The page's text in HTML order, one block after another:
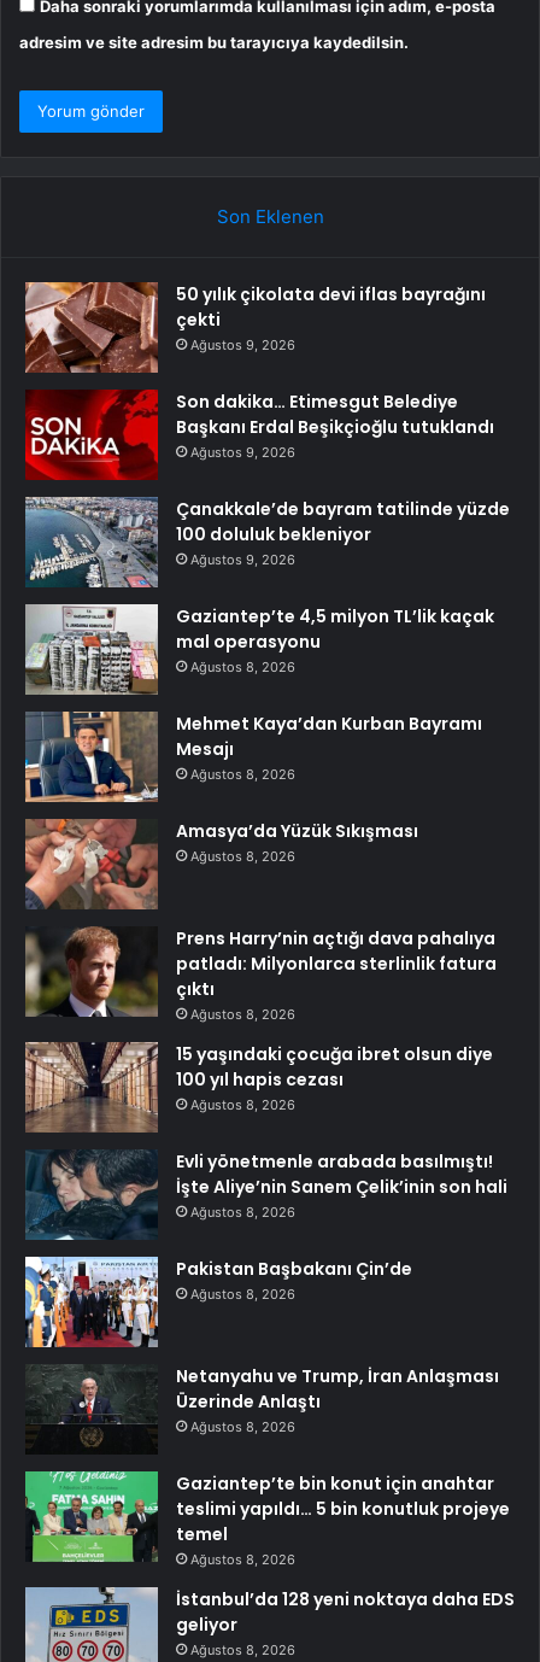
Daha sonraki yorumlarımda kullanılması için adım, e-posta
adresim ve site adresim bu tarayıcıya kaydedilsin.
Son Eklenen
50 yılık çikolata devi iflas bayrağını
çekti
Ağustos 9, 2026
Son dakika… Etimesgut Belediye
Başkanı Erdal Beşikçioğlu tutuklandı
Ağustos 9, 2026
Çanakkale’de bayram tatilinde yüzde
100 doluluk bekleniyor
Ağustos 9, 2026
Gaziantep’te 4,5 milyon TL’lik kaçak
mal operasyonu
Ağustos 8, 2026
Mehmet Kaya’dan Kurban Bayramı
Mesajı
Ağustos 8, 2026
Amasya’da Yüzük Sıkışması
Ağustos 8, 2026
Prens Harry’nin açtığı dava pahalıya
patladı: Milyonlarca sterlinlik fatura
çıktı
Ağustos 8, 2026
15 yaşındaki çocuğa ibret olsun diye
100 yıl hapis cezası
Ağustos 8, 2026
Evli yönetmenle arabada basılmıştı!
İşte Aliye’nin Sanem Çelik’inin son hali
Ağustos 8, 2026
Pakistan Başbakanı Çin’de
Ağustos 8, 2026
Netanyahu ve Trump, İran Anlaşması
Üzerinde Anlaştı
Ağustos 8, 2026
Gaziantep’te bin konut için anahtar
teslimi yapıldı… 5 bin konutluk projeye
temel
Ağustos 8, 2026
İstanbul’da 128 yeni noktaya daha EDS
geliyor
Ağustos 8, 2026